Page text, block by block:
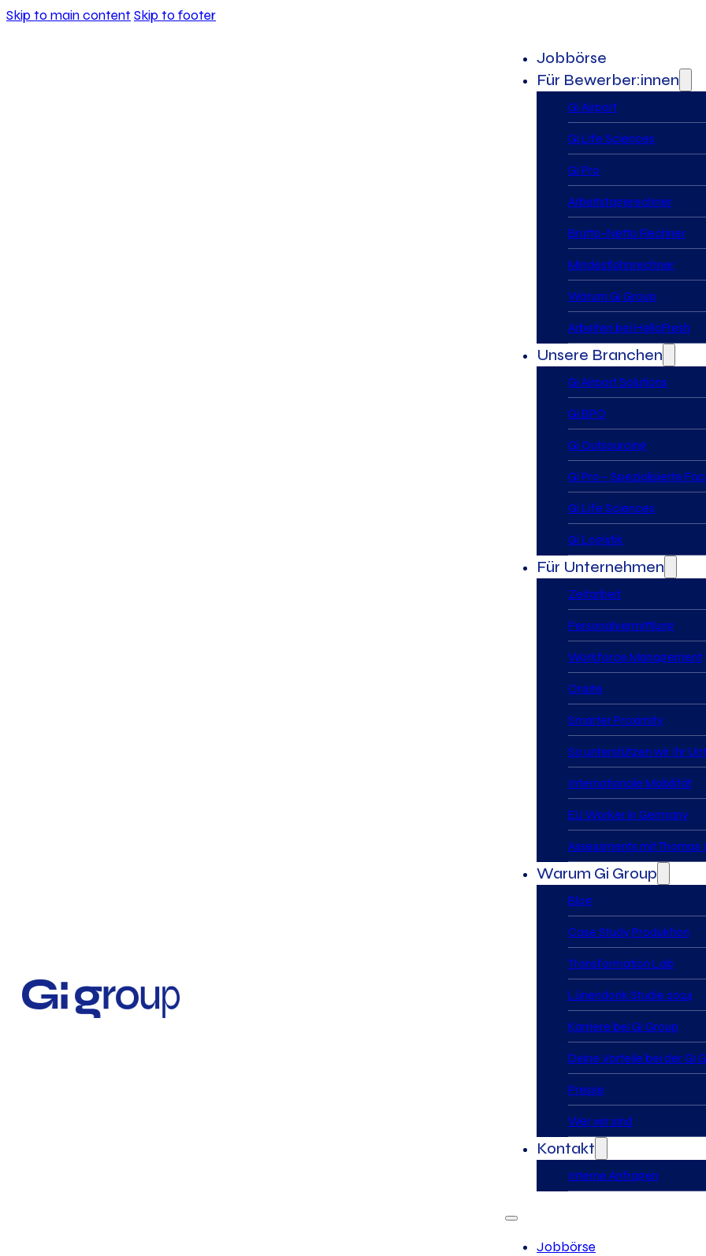
Skip to main content Skip to footer
Jobbörse
Für Bewerber:innen
Gi Airport
Gi Life Sciences
Gi Pro
Arbeitstagerechner
Brutto-Netto Rechner
Mindestlohnrechner
Warum Gi Group
Arbeiten bei HelloFresh
Unsere Branchen
Gi Airport Solutions
Gi BPO
Gi Outsourcing
Gi Pro – Spezialisierte
Gi Life Sciences
Gi Logistik
Für Unternehmen
Zeitarbeit
Personalvermittlung
Workforce Management
Onsite
Smarter Proximity
So unterstützen wir Ihr
Internationale Mobilität
EU Worker in Germany
Assessments mit
Warum Gi Group
Blog
Case Study Produktion
Transformation Lab
Lünendonk Studie 2024
Karriere bei Gi Group
Deine Vorteile bei der Gi
Presse
Wer wir sind
Kontakt
Interne Anfragen
Jobbörse